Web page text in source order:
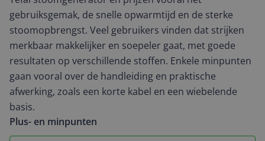
gebruiksgemak, de snelle opwarmtijd en de sterke
stoomopbrengst. Veel gebruikers vinden dat strijken
merkbaar makkelijker en soepeler gaat, met goede
resultaten op verschillende stoffen. Enkele minpunten
gaan vooral over de handleiding en praktische
afwerking, zoals een korte kabel en een wiebelende
basis.
Plus- en minpunten